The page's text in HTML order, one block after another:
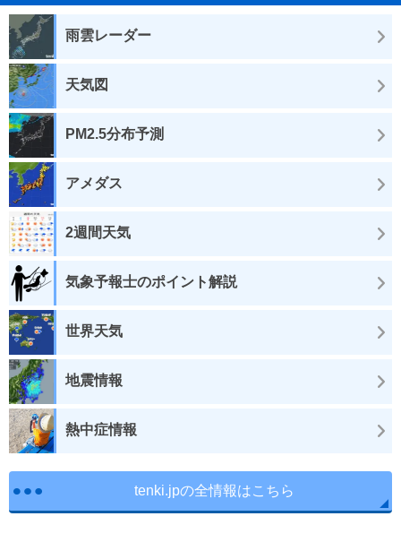
雨雲レーダー
天気図
PM2.5分布予測
アメダス
2週間天気
気象予報士のポイント解説
世界天気
地震情報
熱中症情報
tenki.jpの全情報はこちら